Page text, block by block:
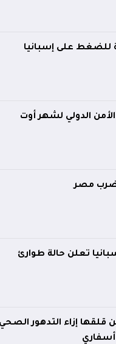
للضغط على إسبانيا
الدولي لشهر أوت
تعلن حالة طوارئ
قلقها إزاء التدهور الصحي
أسفاري